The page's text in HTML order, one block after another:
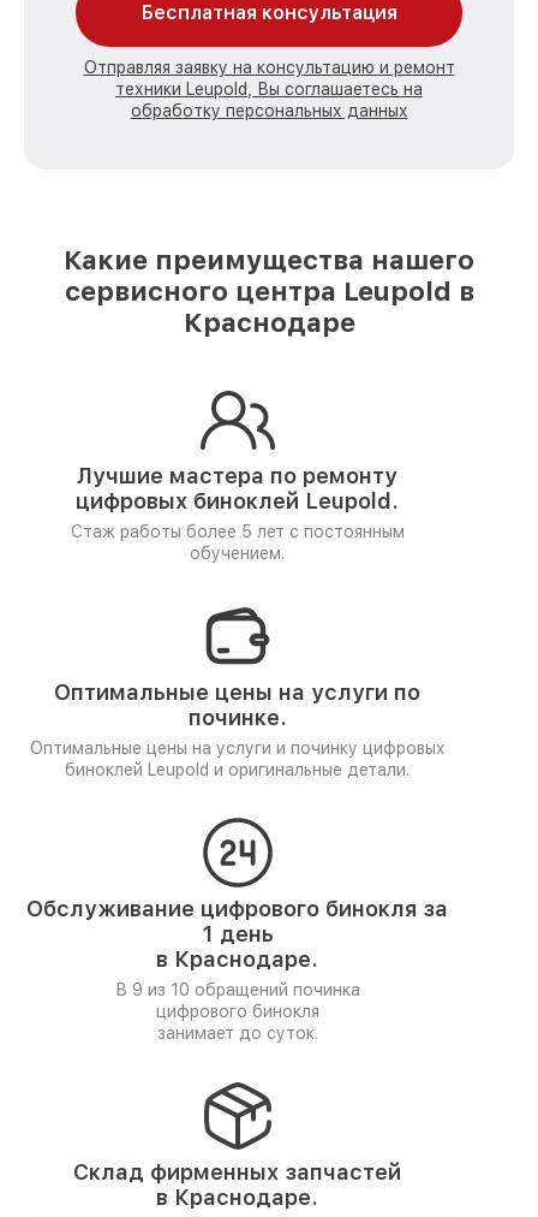
Бесплатная консультация
Отправляя заявку на консультацию и ремонт
техники Leupold, Вы соглашаетесь на
обработку персональных данных
Какие преимущества нашего
сервисного центра Leupold в
Краснодаре
Лучшие мастера по ремонту
цифровых биноклей Leupold.
Стаж работы более 5 лет с постоянным
обучением.
Оптимальные цены на услуги по
починке.
Оптимальные цены на услуги и починку цифровых
биноклей Leupold и оригинальные детали.
Обслуживание цифрового бинокля за
1 день
в Краснодаре.
В 9 из 10 обращений починка
цифрового бинокля
занимает до суток.
Склад фирменных запчастей
в Краснодаре.